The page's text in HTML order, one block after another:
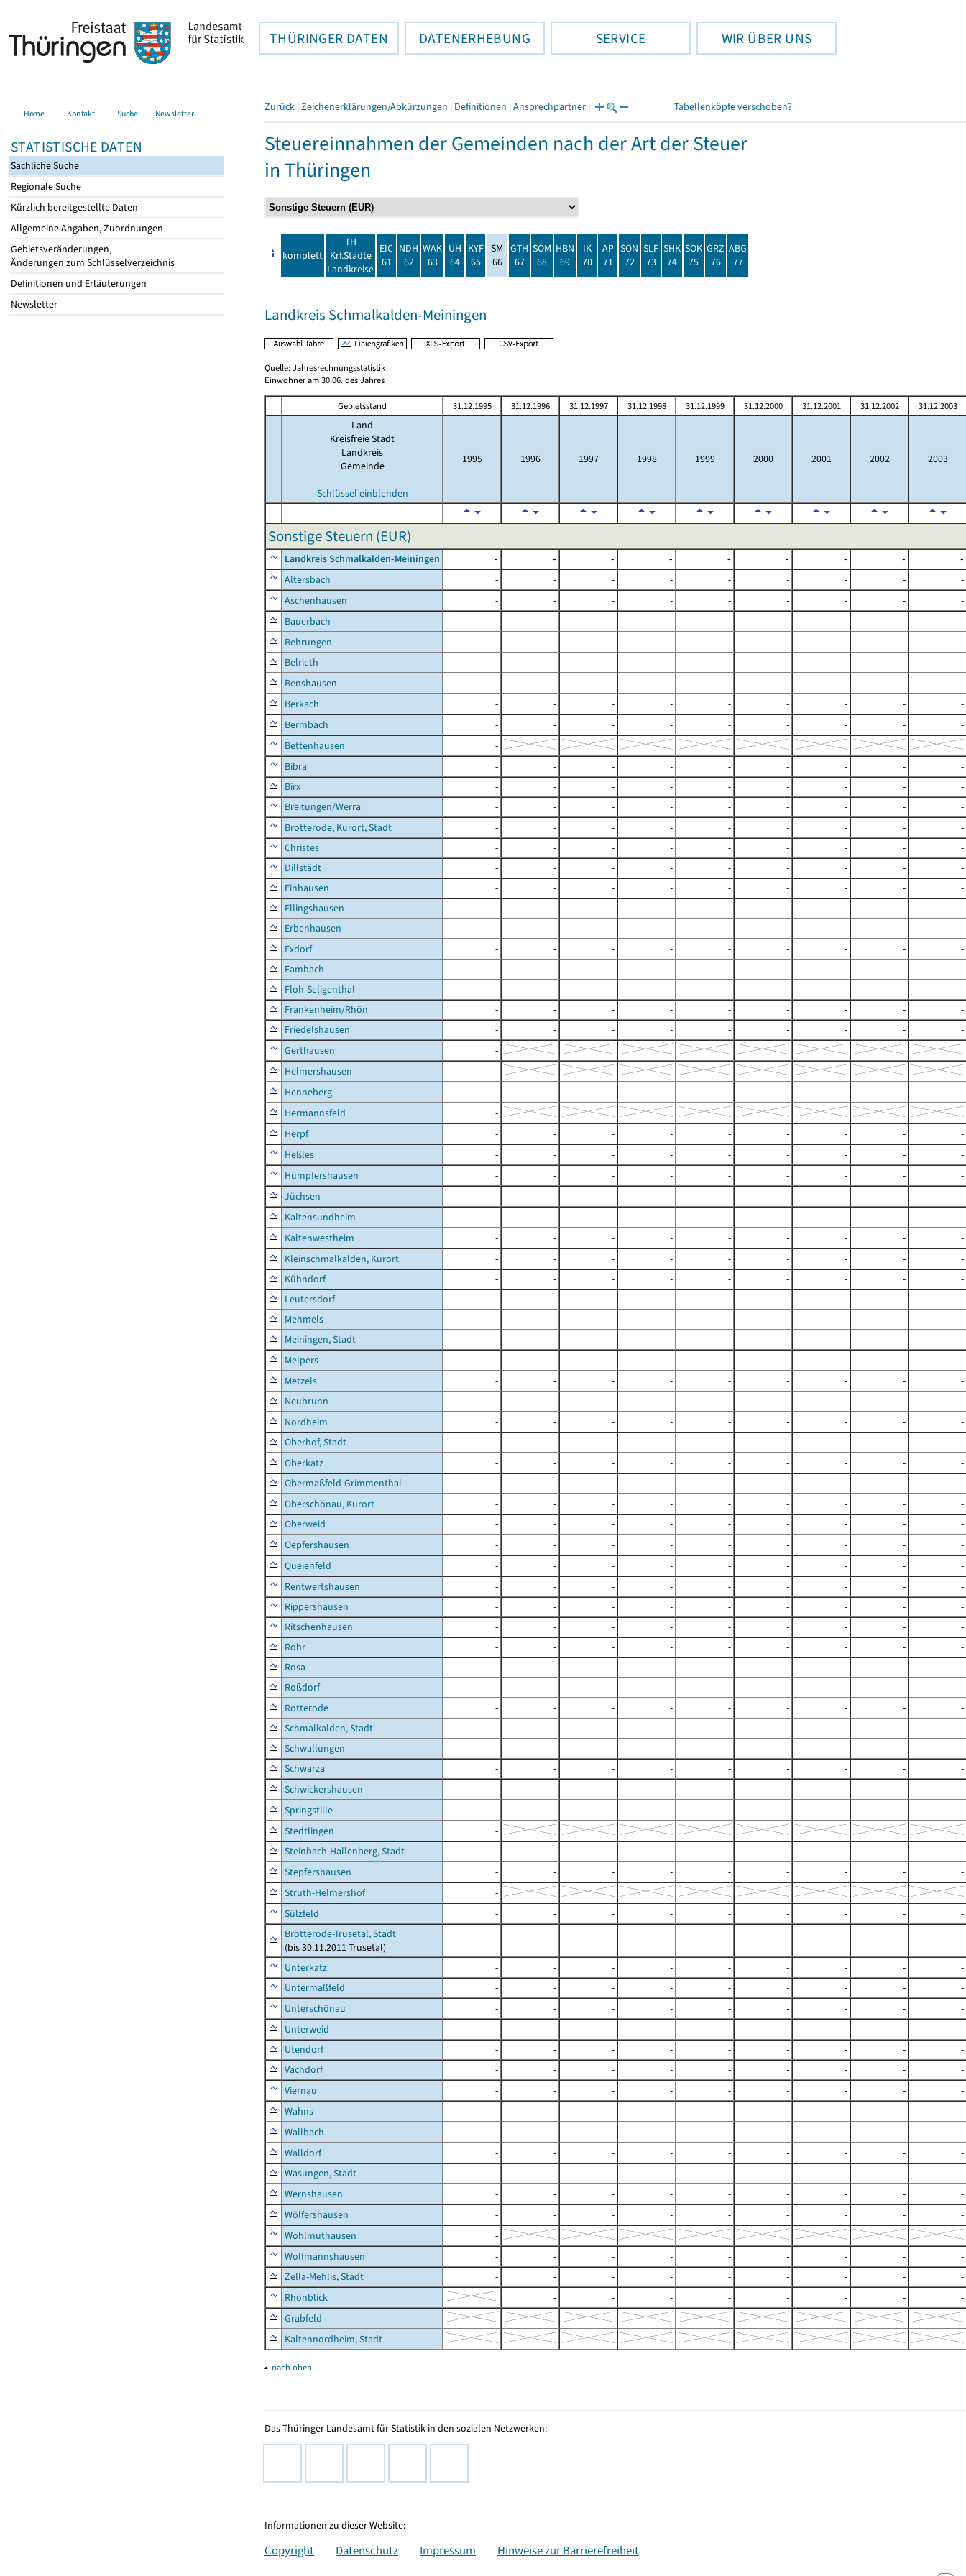
THÜRINGER DATEN DATENERHEBUNG SERVICE WIR ÜBER UNS
Home Kontakt Suche Newsletter
STATISTISCHE DATEN
Sachliche Suche
Regionale Suche
Kürzlich bereitgestellte Daten
Allgemeine Angaben, Zuordnungen
Gebietsveränderungen,
Änderungen zum Schlüsselverzeichnis
Definitionen und Erläuterungen
Newsletter
Zurück | Zeichenerklärungen/Abkürzungen | Definitionen | Ansprechpartner | Tabellenköpfe verschoben?
Steuereinnahmen der Gemeinden nach der Art der Steuer
in Thüringen
komplett
TH
Krf.Städte
Landkreise
EIC
61
NDH
62
WAK
63
UH
64
KYF
65
SM
66
GTH
67
SÖM
68
HBN
69
IK
70
AP
71
SON
72
SLF
73
SHK
74
SOK
75
GRZ
76
ABG
77
Landkreis Schmalkalden-Meiningen
Quelle: Jahresrechnungsstatistik
Einwohner am 30.06. des Jahres
Gebietsstand 31.12.1995 31.12.1996 31.12.1997 31.12.1998 31.12.1999 31.12.2000 31.12.2001 31.12.2002 31.12.2003
Land
Kreisfreie Stadt
Landkreis
Gemeinde
Schlüssel einblenden
1995 1996 1997 1998 1999 2000 2001 2002 2003
Sonstige Steuern (EUR)
Landkreis Schmalkalden-Meiningen - - - - - - - -
-
Altersbach
- - - - - - - -
-
Aschenhausen
- - - - - - - -
-
Bauerbach
- - - - - - - -
-
Behrungen
- - - - - - - -
-
Belrieth
- - - - - - - -
-
Benshausen
- - - - - - - -
-
Berkach
- - - - - - - -
-
Bermbach
- - - - - - - -
-
Bettenhausen
-
Bibra
- - - - - - - -
-
Birx
- - - - - - - -
-
Breitungen/Werra
- - - - - - - -
-
Brotterode, Kurort, Stadt
- - - - - - - -
-
Christes
- - - - - - - -
-
Dillstädt
- - - - - - - -
-
Einhausen
- - - - - - - -
-
Ellingshausen
- - - - - - - -
-
Erbenhausen
- - - - - - - -
-
Exdorf
- - - - - - - -
-
Fambach
- - - - - - - -
-
Floh-Seligenthal
- - - - - - - -
-
Frankenheim/Rhön
- - - - - - - -
-
Friedelshausen
- - - - - - - -
-
Gerthausen
-
Helmershausen
-
Henneberg
- - - - - - - -
-
Hermannsfeld
-
Herpf
- - - - - - - -
-
Heßles
- - - - - - - -
-
Hümpfershausen
- - - - - - - -
-
Jüchsen
- - - - - - - -
-
Kaltensundheim
- - - - - - - -
-
Kaltenwestheim
- - - - - - - -
-
Kleinschmalkalden, Kurort
- - - - - - - -
-
Kühndorf
- - - - - - - -
-
Leutersdorf
- - - - - - - -
-
Mehmels
- - - - - - - -
-
Meiningen, Stadt
- - - - - - - -
-
Melpers
- - - - - - - -
-
Metzels
- - - - - - - -
-
Neubrunn
- - - - - - - -
-
Nordheim
- - - - - - - -
-
Oberhof, Stadt
- - - - - - - -
-
Oberkatz
- - - - - - - -
-
Obermaßfeld-Grimmenthal
- - - - - - - -
-
Oberschönau, Kurort
- - - - - - - -
-
Oberweid
- - - - - - - -
-
Oepfershausen
- - - - - - - -
-
Queienfeld
- - - - - - - -
-
Rentwertshausen
- - - - - - - -
-
Rippershausen
- - - - - - - -
-
Ritschenhausen
- - - - - - - -
-
Rohr
- - - - - - - -
-
Rosa
- - - - - - - -
-
Roßdorf
- - - - - - - -
-
Rotterode
- - - - - - - -
-
Schmalkalden, Stadt
- - - - - - - -
-
Schwallungen
- - - - - - - -
-
Schwarza
- - - - - - - -
-
Schwickershausen
- - - - - - - -
-
Springstille
- - - - - - - -
-
Stedtlingen
-
Steinbach-Hallenberg, Stadt
- - - - - - - -
-
Stepfershausen
- - - - - - - -
-
Struth-Helmershof
-
Sülzfeld
- - - - - - - -
-
Brotterode-Trusetal, Stadt
(bis 30.11.2011 Trusetal)
- - - - - - - -
-
Unterkatz
- - - - - - - -
-
Untermaßfeld
- - - - - - - -
-
Unterschönau
- - - - - - - -
-
Unterweid
- - - - - - - -
-
Utendorf
- - - - - - - -
-
Vachdorf
- - - - - - - -
-
Viernau
- - - - - - - -
-
Wahns
- - - - - - - -
-
Wallbach
- - - - - - - -
-
Walldorf
- - - - - - - -
-
Wasungen, Stadt
- - - - - - - -
-
Wernshausen
- - - - - - - -
-
Wölfershausen
- - - - - - - -
-
Wohlmuthausen
-
Wolfmannshausen
- - - - - - - -
-
Zella-Mehlis, Stadt
- - - - - - - -
-
Rhönblick
- - - - - - -
-
Grabfeld
Kaltennordheim, Stadt
▴ nach oben
Das Thüringer Landesamt für Statistik in den sozialen Netzwerken:
Informationen zu dieser Website:
Copyright Datenschutz Impressum Hinweise zur Barrierefreiheit